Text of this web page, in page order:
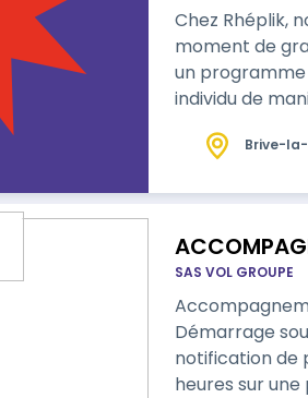
Chez Rhéplik,
moment de
un
individu de
spécifiques
Brive-
SAS VOL GROUPE
Démarrage
notification de
heures sur une période